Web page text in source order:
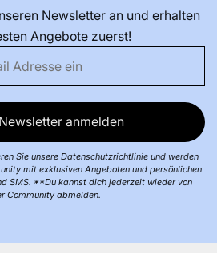
Newsletter an und erhalten
Angebote zuerst!
anmelden
Sie unsere Datenschutzrichtlinie und werden
mit exklusiven Angeboten und persönlichen
SMS. **Du kannst dich jederzeit wieder von
Community abmelden.